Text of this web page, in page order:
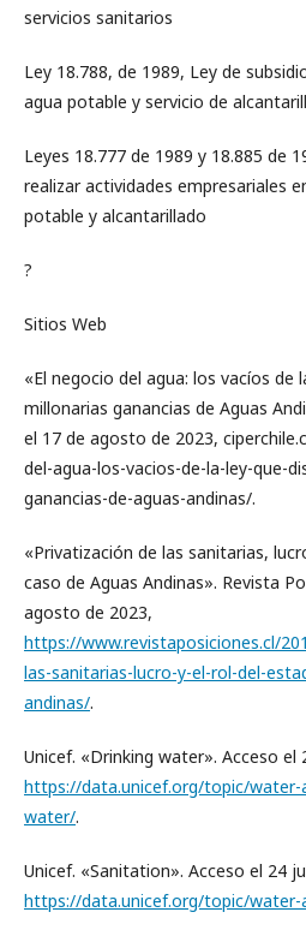
servicios sanitarios
Ley 18.788, de 1989, Ley de
agua potable y servicio de
Leyes 18.777 de 1989 y 18.885 de
realizar actividades empresariales
potable y alcantarillado
?
Sitios Web
«El negocio del agua: los vacíos de
millonarias ganancias de Aguas
el 17 de agosto de 2023,
del-agua-los-vacios-de-la-ley-que-
ganancias-de-aguas-andinas/.
«Privatización de las sanitarias,
caso de Aguas Andinas». Revista
agosto de 2023,
https://www.revistaposiciones.cl/
las-sanitarias-lucro-y-el-rol-del-
andinas/.
Unicef. «Drinking water». Acceso el
https://data.unicef.org/topic/water-
water/.
Unicef. «Sanitation». Acceso el 24
https://data.unicef.org/topic/